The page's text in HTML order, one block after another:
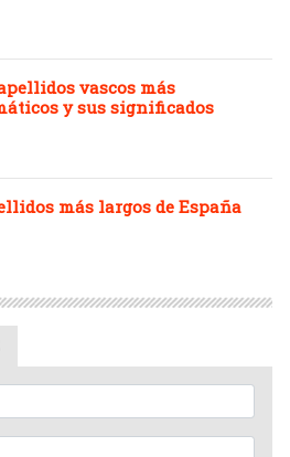
vascos más
y sus significados
más largos de España